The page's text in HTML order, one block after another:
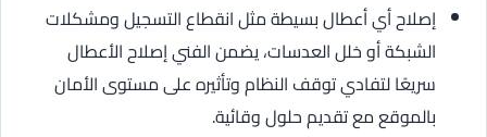
إصلاح أي أعطال بسيطة مثل انقطاع التسجيل ومشكلات
الشبكة أو خلل العدسات، يضمن الفني إصلاح الأعطال
سريعًا لتفادي توقف النظام وتأثيره على مستوى الأمان
بالموقع مع تقديم حلول وقائية.